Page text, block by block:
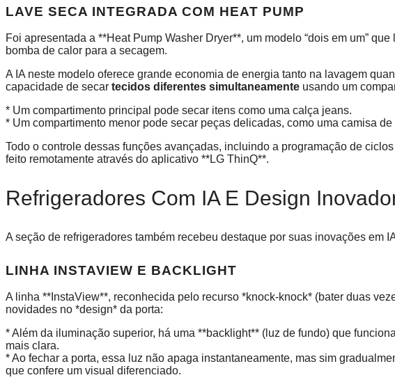
LAVE SECA INTEGRADA COM HEAT PUMP
Foi apresentada a **Heat Pump Washer Dryer**, um modelo “dois em um”
bomba de calor para a secagem.
A IA neste modelo oferece grande economia de energia tanto na lavagem
capacidade de secar tecidos diferentes simultaneamente usando um
* Um compartimento principal pode secar itens como uma calça jeans.
* Um compartimento menor pode secar peças delicadas, como uma camisa
Todo o controle dessas funções avançadas, incluindo a programação de
feito remotamente através do aplicativo **LG ThinQ**.
Refrigeradores Com IA E Design
A seção de refrigeradores também recebeu destaque por suas inovações em
LINHA INSTAVIEW E BACKLIGHT
A linha **InstaView**, reconhecida pelo recurso *knock-knock* (bater duas
novidades no *design* da porta:
* Além da iluminação superior, há uma **backlight** (luz de fundo) que
mais clara.
* Ao fechar a porta, essa luz não apaga instantaneamente, mas sim
que confere um visual diferenciado.